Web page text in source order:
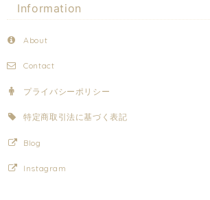
Information
About
Contact
プライバシーポリシー
特定商取引法に基づく表記
Blog
Instagram